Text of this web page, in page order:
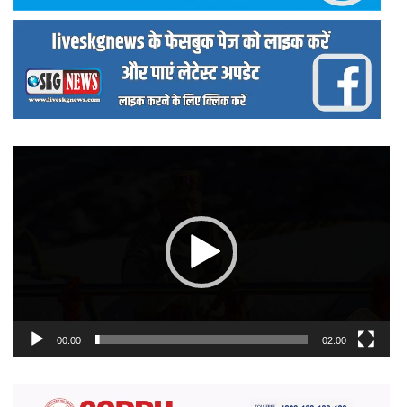
00:00 02:00